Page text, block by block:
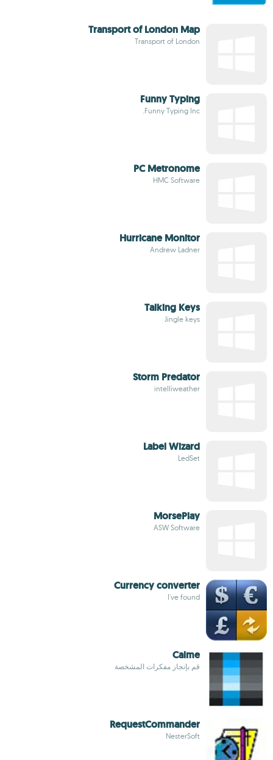
Transport of London Map
Transport of London
Funny Typing
Funny Typing Inc.
PC Metronome
HMC Software
Hurricane Monitor
Andrew Ladner
Talking Keys
Jingle keys
Storm Predator
intelliweather
Label Wizard
LedSet
MorsePlay
ASW Software
Currency converter
I've found
Calme
قم بإنجاز مفكرات المشخصة
RequestCommander
NesterSoft